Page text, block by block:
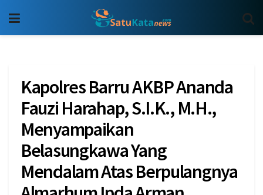
Kapolres Barru AKBP Ananda
Fauzi Harahap, S.I.K., M.H.,
Menyampaikan
Belasungkawa Yang
Mendalam Atas Berpulangnya